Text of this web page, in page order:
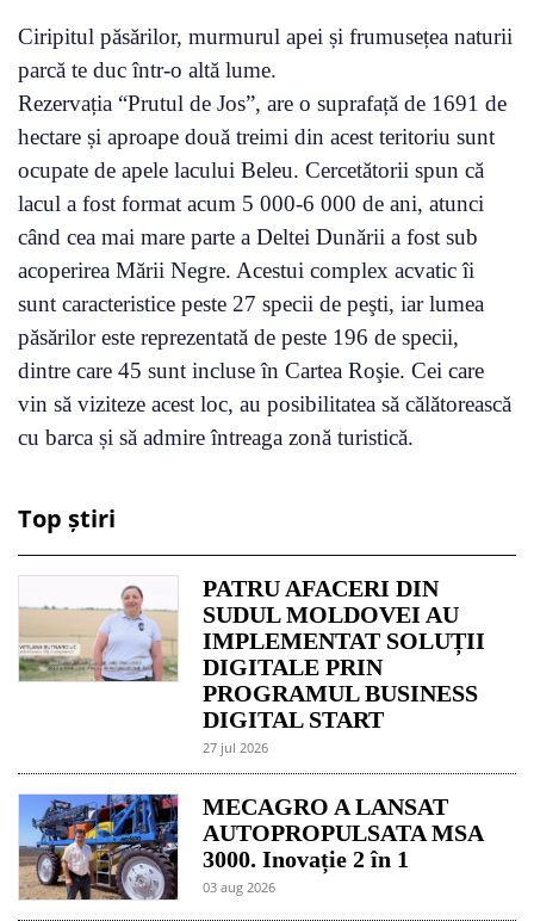
Ciripitul păsărilor, murmurul apei și frumusețea naturii
parcă te duc într-o altă lume.
Rezervația “Prutul de Jos”, are o suprafață de 1691 de
hectare și aproape două treimi din acest teritoriu sunt
ocupate de apele lacului Beleu. Cercetătorii spun că
lacul a fost format acum 5 000-6 000 de ani, atunci
când cea mai mare parte a Deltei Dunării a fost sub
acoperirea Mării Negre. Acestui complex acvatic îi
sunt caracteristice peste 27 specii de peşti, iar lumea
păsărilor este reprezentată de peste 196 de specii,
dintre care 45 sunt incluse în Cartea Roşie. Cei care
vin să viziteze acest loc, au posibilitatea să călătorească
cu barca și să admire întreaga zonă turistică.
Top știri
PATRU AFACERI DIN
SUDUL MOLDOVEI AU
IMPLEMENTAT SOLUȚII
DIGITALE PRIN
PROGRAMUL BUSINESS
DIGITAL START
27 jul 2026
MECAGRO A LANSAT
AUTOPROPULSATA MSA
3000. Inovație 2 în 1
03 aug 2026